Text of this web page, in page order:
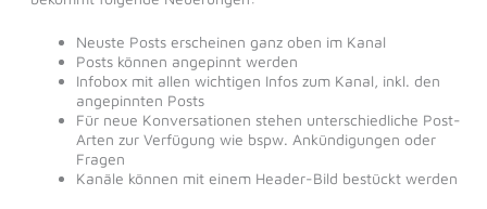
Neuste Posts erscheinen ganz oben im Kanal
Posts können angepinnt werden
Infobox mit allen wichtigen Infos zum Kanal, inkl. den
angepinnten Posts
Für neue Konversationen stehen unterschiedliche Post-
Arten zur Verfügung wie bspw. Ankündigungen oder
Fragen
Kanäle können mit einem Header-Bild bestückt werden